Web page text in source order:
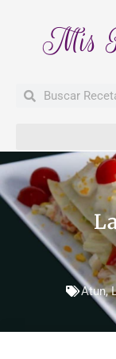
Mis
BuscarBuscar
Atun,